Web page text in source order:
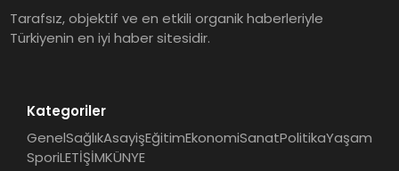
Tarafsız, objektif ve en etkili organik haberleriyle
Türkiyenin en iyi haber sitesidir.
Kategoriler
GenelSağlıkAsayişEğitimEkonomiSanatPolitikaYaşam
SporiLETİŞİMKÜNYE